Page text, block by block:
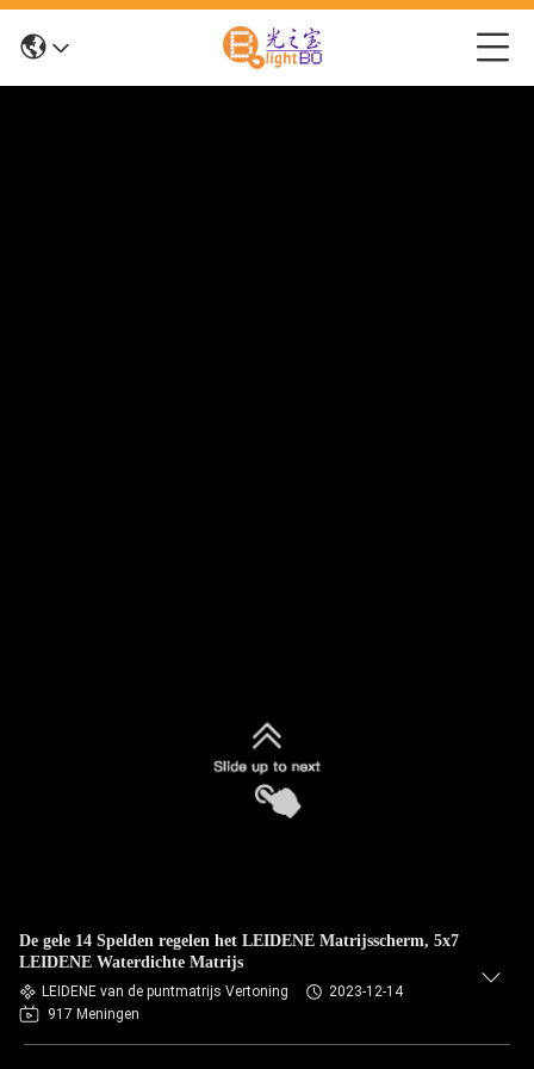
De gele 14 Spelden regelen het LEIDENE Matrijsscherm, 5x7
LEIDENE Waterdichte Matrijs
LEIDENE van de puntmatrijs Vertoning
2023-12-14
917 Meningen